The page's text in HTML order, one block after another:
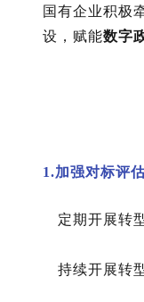
国有企业积极
设，赋能数字
1.加强对标评
定期开展转
持续开展转